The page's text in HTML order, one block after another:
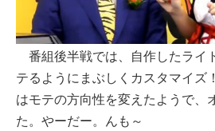
番組後半戦では、自作したライ
テるようにまぶしくカスタマイ
はモテの方向性を変えたようで、
た。やーだー。んも～